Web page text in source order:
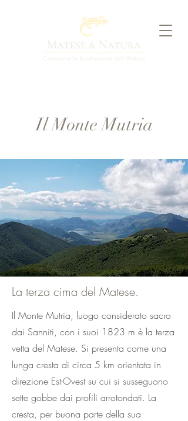
Il Monte Mutria
La terza cima del Matese.
Il Monte Mutria, luogo considerato sacro
dai Sanniti, con i suoi 1823 m è la terza
vetta del Matese. Si presenta come una
lunga cresta di circa 5 km orientata in
direzione Est-Ovest su cui si susseguono
sette gobbe dai profili arrotondati. La
cresta, per buona parte della sua